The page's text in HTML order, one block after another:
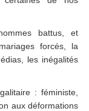
battus, et
forcés, la
les inégalités
: féministe,
aux déformations